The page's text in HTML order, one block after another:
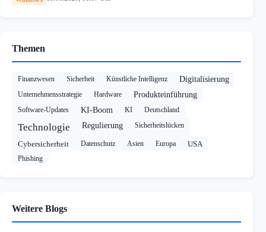
Themen
Finanzwesen Sicherheit Künstliche Intelligenz Digitalisierung
Unternehmensstrategie Hardware Produkteinführung
Software-Updates KI-Boom KI Deutschland
Technologie Regulierung Sicherheitslücken
Cybersicherheit Datenschutz Asien Europa USA
Phishing
Weitere Blogs